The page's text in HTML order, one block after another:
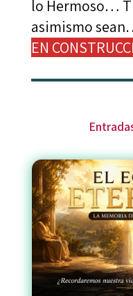
lo Hermoso…
asimismo
EN